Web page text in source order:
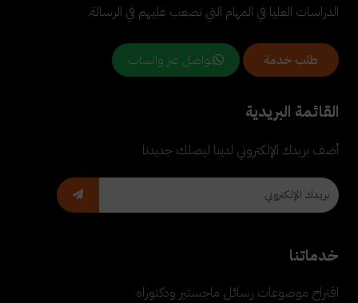
الدراسات العليا في المهام التي تصعب عليهم في الرسالة.
طلب خدمة تواصل عبر واتساب
القائمة البريدية
أضف بريدك الإلكتروني لدينا ليصلك جديدنا
خدماتنا
اقتراح موضوعات رسائل ماجستير ودكتوراه